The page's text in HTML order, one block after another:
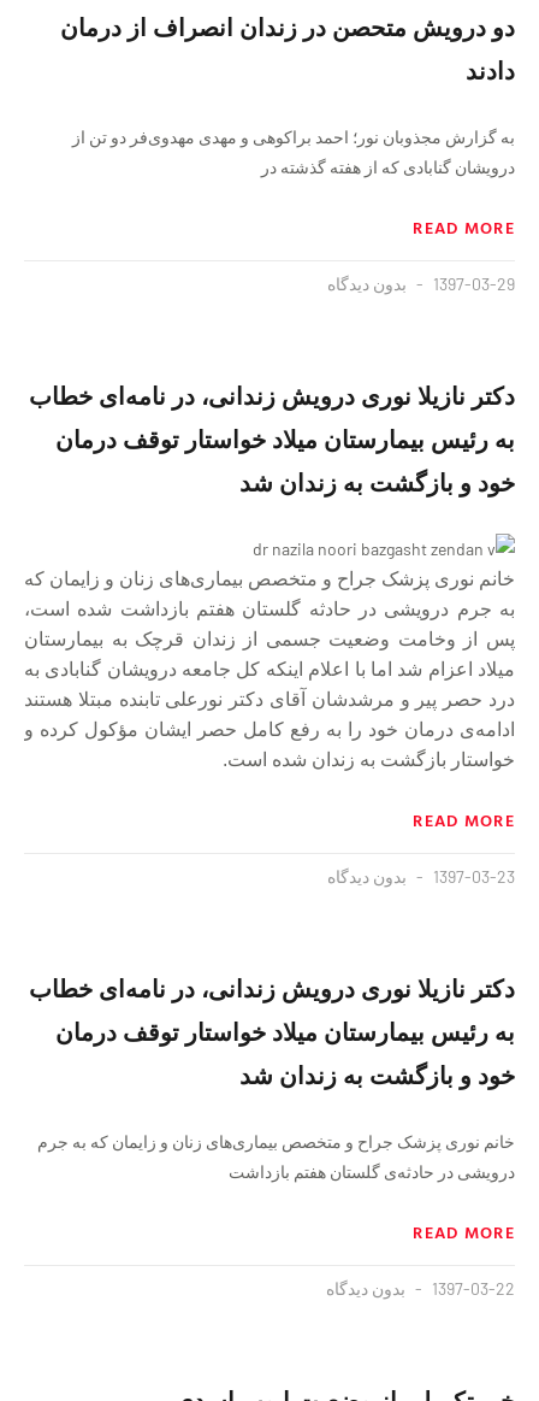
دو درویش متحصن در زندان انصراف از درمان
دادند
به گزارش مجذوبان نور؛ احمد براکوهی و مهدی مهدوی‌فر دو تن از
درویشان گنابادی که از هفته گذشته در
READ MORE
1397-03-29 بدون دیدگاه
دکتر نازیلا نوری درویش زندانی، در نامه‌ای خطاب
به رئیس بیمارستان میلاد خواستار توقف درمان
خود و بازگشت به زندان شد
خانم نوری پزشک جراح و متخصص بیماری‌های زنان و زایمان که
به جرم درویشی در حادثه گلستان هفتم بازداشت شده است،
پس از وخامت وضعیت جسمی از زندان قرچک به بیمارستان
میلاد اعزام شد اما با اعلام اینکه کل جامعه درویشان گنابادی به
درد حصر پیر و مرشدشان آقای دکتر نورعلی تابنده مبتلا هستند
ادامه‌ی درمان خود را به رفع کامل حصر ایشان مؤکول کرده و
خواستار بازگشت به زندان شده است.
READ MORE
1397-03-23 بدون دیدگاه
دکتر نازیلا نوری درویش زندانی، در نامه‌ای خطاب
به رئیس بیمارستان میلاد خواستار توقف درمان
خود و بازگشت به زندان شد
خانم نوری پزشک جراح و متخصص بیماری‌های زنان و زایمان که به جرم
درویشی در حادثه‌ی گلستان هفتم بازداشت
READ MORE
1397-03-22 بدون دیدگاه